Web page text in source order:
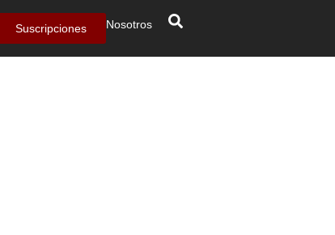
Suscripciones Nosotros